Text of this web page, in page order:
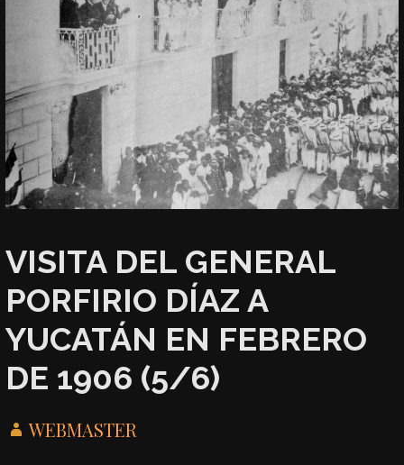
VISITA DEL GENERAL
PORFIRIO DÍAZ A
YUCATÁN EN FEBRERO
DE 1906 (5/6)
WEBMASTER